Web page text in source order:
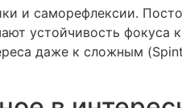
и саморефлексии.
устойчивость фокуса
даже к сложным